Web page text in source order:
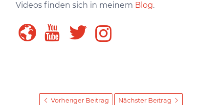
Videos finden sich in meinem Blog.
Vorheriger Beitrag Nächster Beitrag